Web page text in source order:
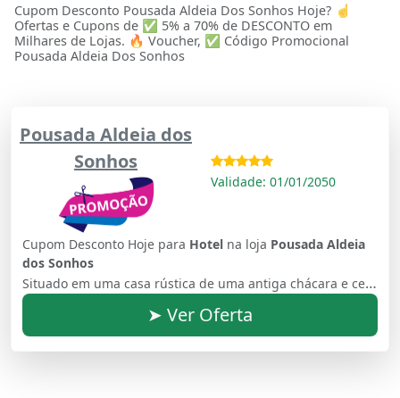
Cupom Desconto Pousada Aldeia Dos Sonhos Hoje? ☝
Ofertas e Cupons de ✅ 5% a 70% de DESCONTO em
Milhares de Lojas. 🔥 Voucher, ✅ Código Promocional
Pousada Aldeia Dos Sonhos
Pousada Aldeia dos
Sonhos
Validade: 01/01/2050
Cupom Desconto Hoje para Hotel na loja Pousada Aldeia
dos Sonhos
Situado em uma casa rústica de uma antiga chácara e cercada por belos jardins floridos, a Aldeia dos Sonhos está situada na tranqüila cidade de Canela, e oferece uma piscina ao ar livre, trilha.
➤ Ver Oferta